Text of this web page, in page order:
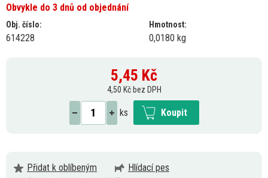
Obvykle do 3 dnů od objednání
Obj. číslo:
614228
Hmotnost:
0,0180 kg
5,45 Kč
4,50 Kč bez DPH
ks Koupit
Přidat k oblíbeným
Hlídací pes